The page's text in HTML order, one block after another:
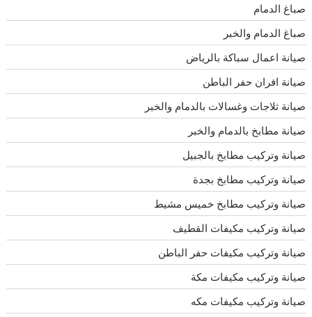
صباغ الدمام
صباغ الدمام والخبر
صيانة اعمال سباكة بالرياض
صيانة افران حفر الباطن
صيانة ثلاجات وغسالات بالدمام والخبر
صيانة مطابخ بالدمام والخبر
صيانة وتركيب مطابخ بالجبيل
صيانة وتركيب مطابخ بجدة
صيانة وتركيب مطابخ خميس مشيط
صيانة وتركيب مكيفات القطيف
صيانة وتركيب مكيفات حفر الباطن
صيانة وتركيب مكيفات مكة
صيانة وتركيب مكيفات مكه